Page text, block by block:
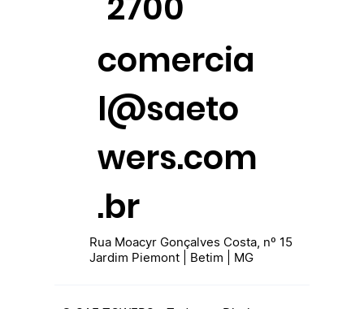
comercia
l@saeto
wers.com
.br
Rua Moacyr Gonçalves Costa, nº 15
Jardim Piemont | Betim | MG